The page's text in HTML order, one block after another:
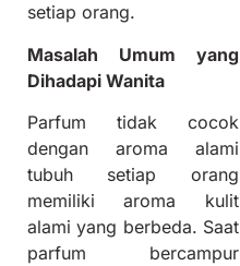
setiap orang.
Masalah Umum yang
Dihadapi Wanita
Parfum tidak cocok
dengan aroma alami
tubuh setiap orang
memiliki aroma kulit
alami yang berbeda. Saat
parfum bercampur